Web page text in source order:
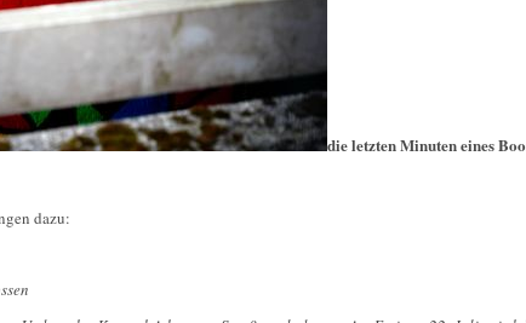
die letzten Minuten eines
dazu: